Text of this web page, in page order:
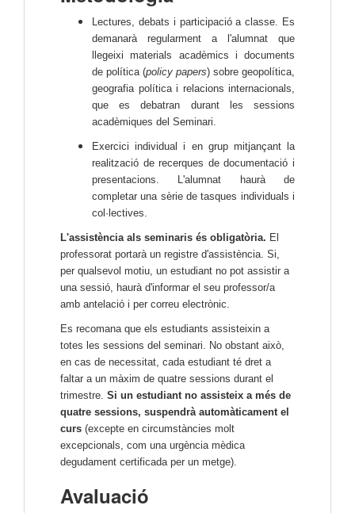
Lectures, debats i participació a classe. Es
demanarà regularment a l'alumnat que
llegeixi materials acadèmics i documents
de política (policy papers) sobre geopolítica,
geografia política i relacions internacionals,
que es debatran durant les sessions
acadèmiques del Seminari.
Exercici individual i en grup mitjançant la
realització de recerques de documentació i
presentacions. L'alumnat haurà de
completar una sèrie de tasques individuals i
col·lectives.
L'assistència als seminaris és obligatòria. El
professorat portarà un registre d'assistència. Si,
per qualsevol motiu, un estudiant no pot assistir a
una sessió, haurà d'informar el seu professor/a
amb antelació i per correu electrònic.
Es recomana que els estudiants assisteixin a
totes les sessions del seminari. No obstant això,
en cas de necessitat, cada estudiant té dret a
faltar a un màxim de quatre sessions durant el
trimestre. Si un estudiant no assisteix a més de
quatre sessions, suspendrà automàticament el
curs (excepte en circumstàncies molt
excepcionals, com una urgència mèdica
degudament certificada per un metge).
Avaluació